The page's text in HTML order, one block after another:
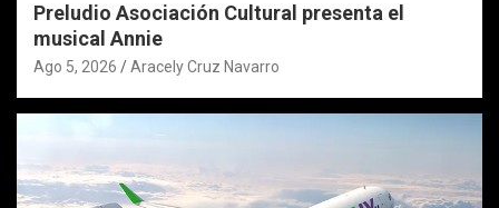
Preludio Asociación Cultural presenta el
musical Annie
Ago 5, 2026 Aracely Cruz Navarro